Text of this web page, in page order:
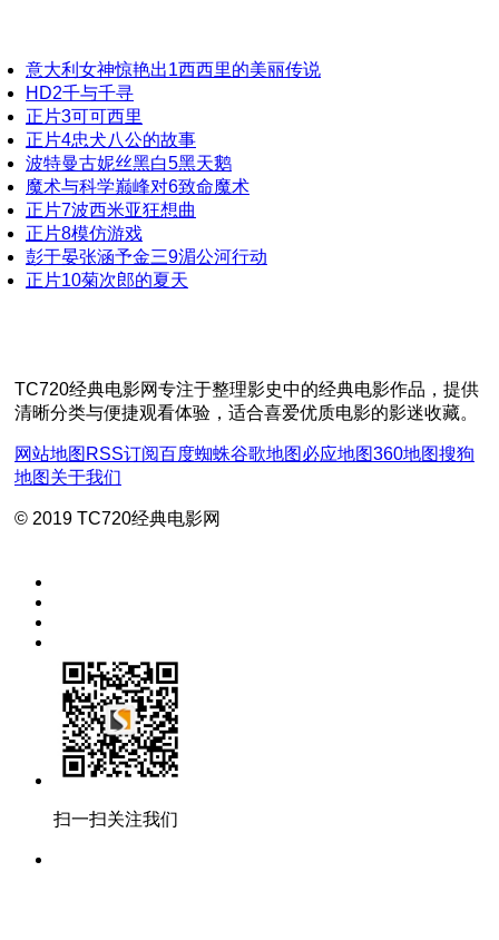
意大利女神惊艳出1西西里的美丽传说
HD2千与千寻
正片3可可西里
正片4忠犬八公的故事
波特曼古妮丝黑白5黑天鹅
魔术与科学巅峰对6致命魔术
正片7波西米亚狂想曲
正片8模仿游戏
彭于晏张涵予金三9湄公河行动
正片10菊次郎的夏天
TC720经典电影网专注于整理影史中的经典电影作品，提供
清晰分类与便捷观看体验，适合喜爱优质电影的影迷收藏。
网站地图 RSS订阅百度蜘蛛谷歌地图必应地图360地图搜狗
地图关于我们
© 2019 TC720经典电影网
扫一扫关注我们